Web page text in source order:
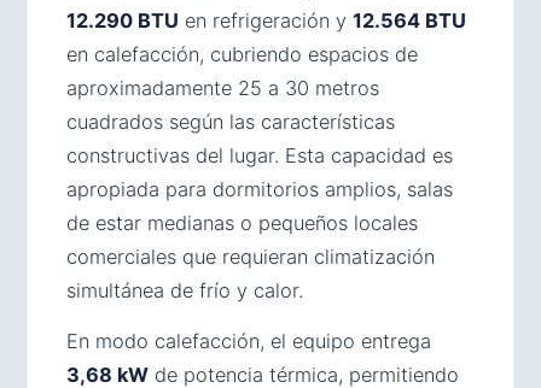
12.290 BTU en refrigeración y 12.564 BTU
en calefacción, cubriendo espacios de
aproximadamente 25 a 30 metros
cuadrados según las características
constructivas del lugar. Esta capacidad es
apropiada para dormitorios amplios, salas
de estar medianas o pequeños locales
comerciales que requieran climatización
simultánea de frío y calor.
En modo calefacción, el equipo entrega
3,68 kW de potencia térmica, permitiendo